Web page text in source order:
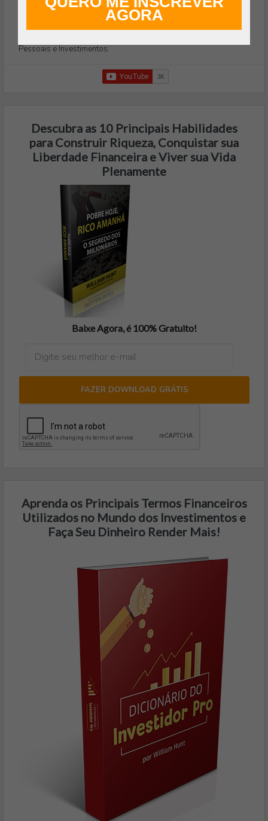
AGORA
Hoje, com mais de 12 anos de experiência em
Empreendedorismo, é criador do Curso Riqueza Automática e do
Pessoais e Investimentos.
Descubra as 10 Principais Habilidades
para Construir Riqueza, Conquistar sua
Liberdade Financeira e Viver sua Vida
Plenamente
Baixe Agora, é 100% Gratuito!
FAZER DOWNLOAD GRÁTIS
Aprenda os Principais Termos Financeiros
Utilizados no Mundo dos Investimentos e
Faça Seu Dinheiro Render Mais!